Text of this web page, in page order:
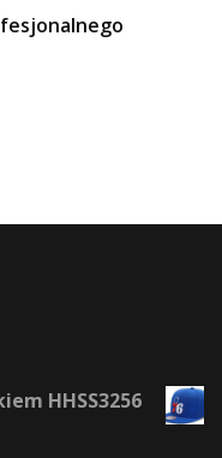
HHSS3256